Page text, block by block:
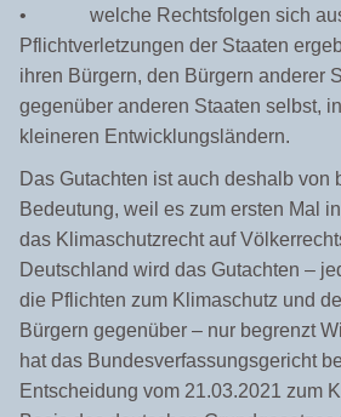
• welche Rechtsfolgen sich aus
Pflichtverletzungen der Staaten
ihren Bürgern, den Bürgern anderer
gegenüber anderen Staaten selbst,
kleineren Entwicklungsländern.
Das Gutachten ist auch deshalb von
Bedeutung, weil es zum ersten Mal
das Klimaschutzrecht auf
Deutschland wird das Gutachten –
die Pflichten zum Klimaschutz und
Bürgern gegenüber – nur begrenzt
hat das Bundesverfassungsgericht
Entscheidung vom 21.03.2021 zum